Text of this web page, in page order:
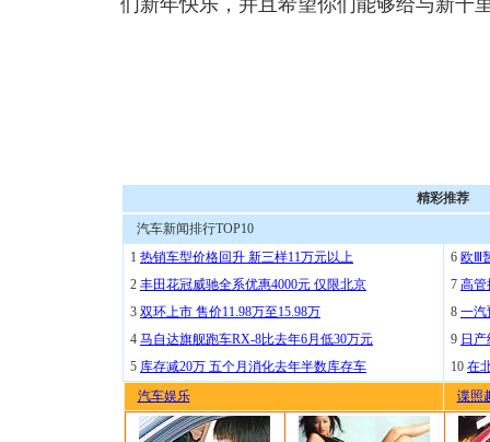
们新年快乐，并且希望你们能够给与新千
精彩推荐
汽车新闻排行TOP10
1 热销车型价格回升 新三样11万元以上
2 丰田花冠威驰全系优惠4000元 仅限北京
3 双环上市 售价11.98万至15.98万
4 马自达旗舰跑车RX-8比去年6月低30万元
5 库存减20万 五个月消化去年半数库存车
6 欧Ⅲ
7 高管
8 一汽
9 日
10 在
汽车娱乐
谍照